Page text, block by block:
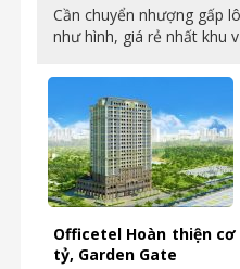
Cần chuyển nhượng gấp
như hình, giá rẻ nhất khu
Officetel Hoàn thiện
tỷ, Garden Gate